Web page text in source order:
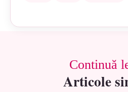
Continuă
Articole